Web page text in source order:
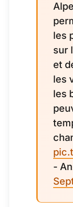
les
sur
et
les
les
-